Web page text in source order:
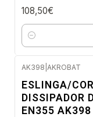
108,50€
Quantidade
AK398 AKROBAT
ESLINGA/
DISSIPADOR
EN355